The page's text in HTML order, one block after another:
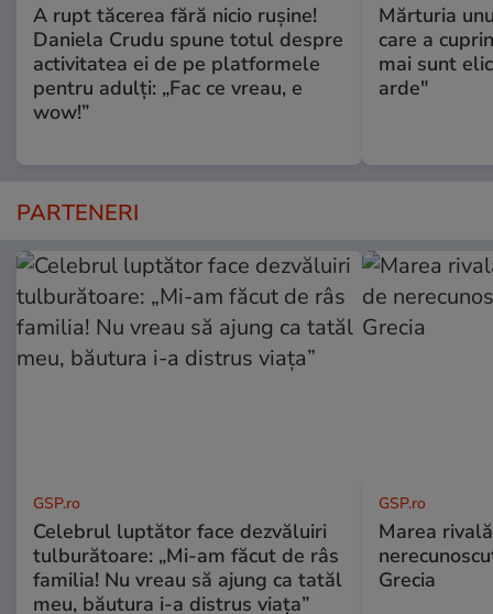
A rupt tăcerea fără nicio rușine!
Daniela Crudu spune totul despre
activitatea ei de pe platformele
pentru adulți: „Fac ce vreau, e
wow!”
Mărturia
care a
mai sunt
arde"
PARTENERI
GSP.ro
Celebrul luptător face dezvăluiri
tulburătoare: „Mi-am făcut de râs
familia! Nu vreau să ajung ca tatăl
meu, băutura i-a distrus viața”
GSP.ro
Marea
Grecia